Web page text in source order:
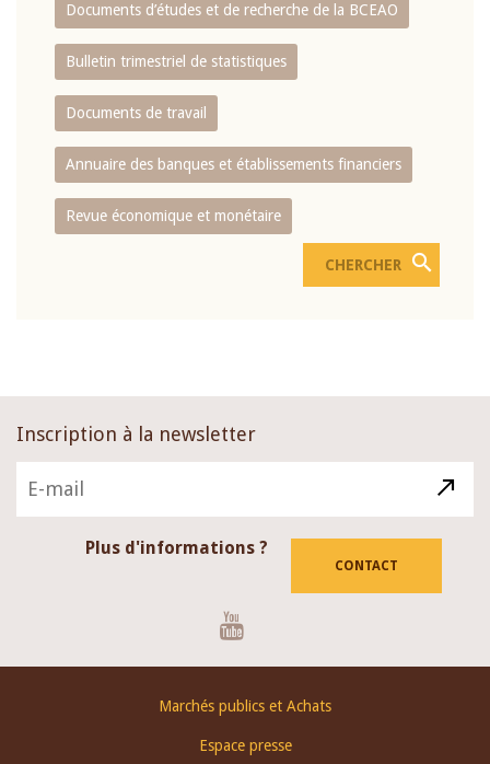
Documents d’études et de recherche de la BCEAO
Bulletin trimestriel de statistiques
Documents de travail
Annuaire des banques et établissements financiers
Revue économique et monétaire
Inscription à la newsletter
Plus d'informations ?
CONTACT
Marchés publics et Achats
Espace presse